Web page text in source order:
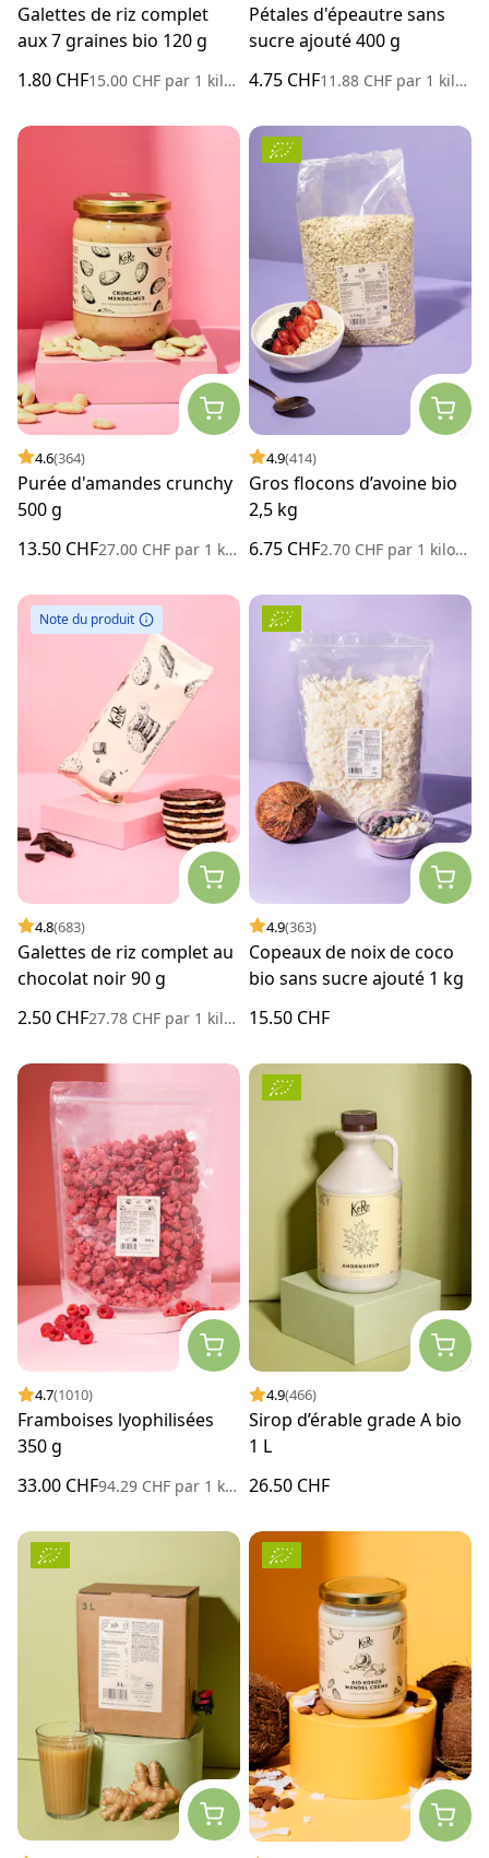
Galettes de riz complet
aux 7 graines bio 120 g
1.80 CHF15.00 CHF par 1 kilogramme
Pétales d'épeautre sans
sucre ajouté 400 g
4.75 CHF11.88 CHF par 1 kilogramme
4.6(364)
Purée d'amandes crunchy
500 g
13.50 CHF27.00 CHF par 1 kilogramme
4.9(414)
Gros flocons d’avoine bio
2,5 kg
6.75 CHF2.70 CHF par 1 kilogramme
Note du produit
4.8(683)
Galettes de riz complet au
chocolat noir 90 g
2.50 CHF27.78 CHF par 1 kilogramme
4.9(363)
Copeaux de noix de coco
bio sans sucre ajouté 1 kg
15.50 CHF
4.7(1010)
Framboises lyophilisées
350 g
33.00 CHF94.29 CHF par 1 kilogramme
4.9(466)
Sirop d’érable grade A bio
1 L
26.50 CHF